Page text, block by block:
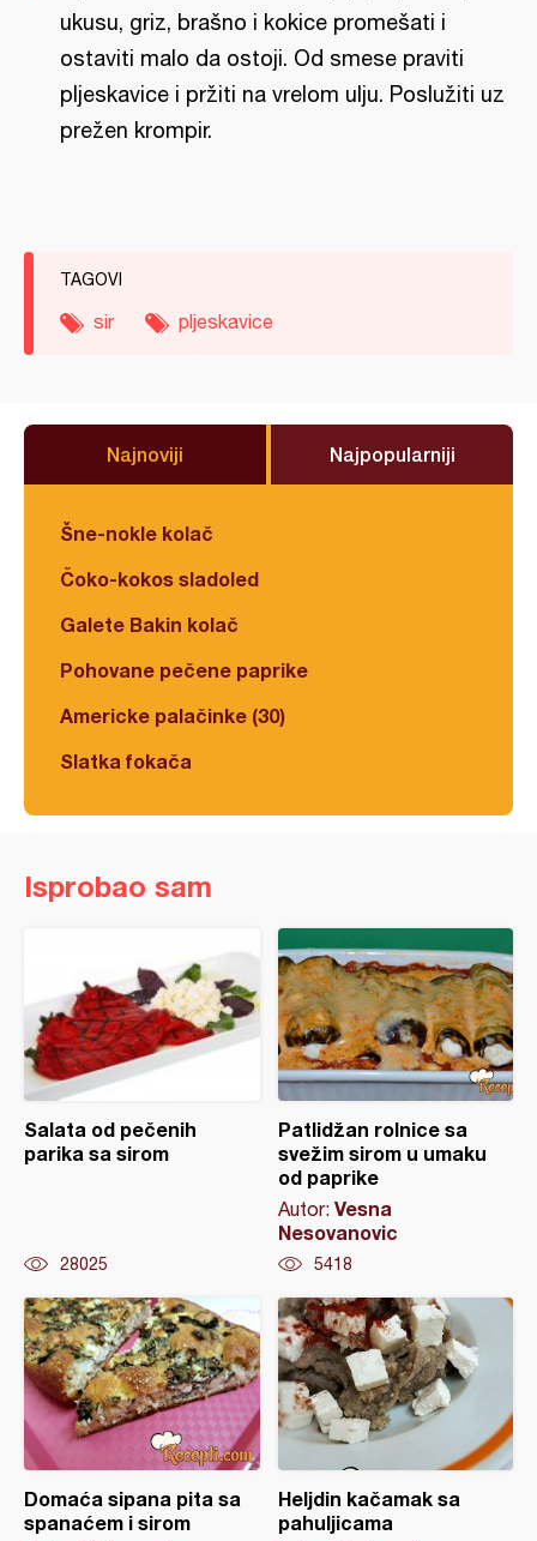
ukusu, griz, brašno i kokice promešati i
ostaviti malo da ostoji. Od smese praviti
pljeskavice i pržiti na vrelom ulju. Poslužiti uz
prežen krompir.
TAGOVI
sir pljeskavice
Najnoviji Najpopularniji
Šne-nokle kolač
Čoko-kokos sladoled
Galete Bakin kolač
Pohovane pečene paprike
Americke palačinke (30)
Slatka fokača
Isprobao sam
Salata od pečenih
parika sa sirom
28025
Patlidžan rolnice sa
svežim sirom u umaku
od paprike
Autor: Vesna
Nesovanovic
5418
Domaća sipana pita sa
spanaćem i sirom
Heljdin kačamak sa
pahuljicama